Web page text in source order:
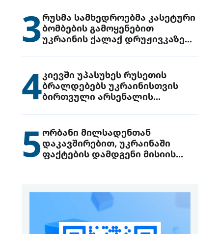
3რუსმა სამხედროებმა კასეტური
ბომბების გამოყენებით
უკრაინის ქალაქ დრუჟივკაზე
4კიევში უპასუხეს რუსეთის
ბრალდებებს უკრაინისთვის
ბირთვული არსენალის
5ორბანი მილსადენთან
დაკავშირებით, უკრაინაში
ფაქტების დამდგენი მისიის